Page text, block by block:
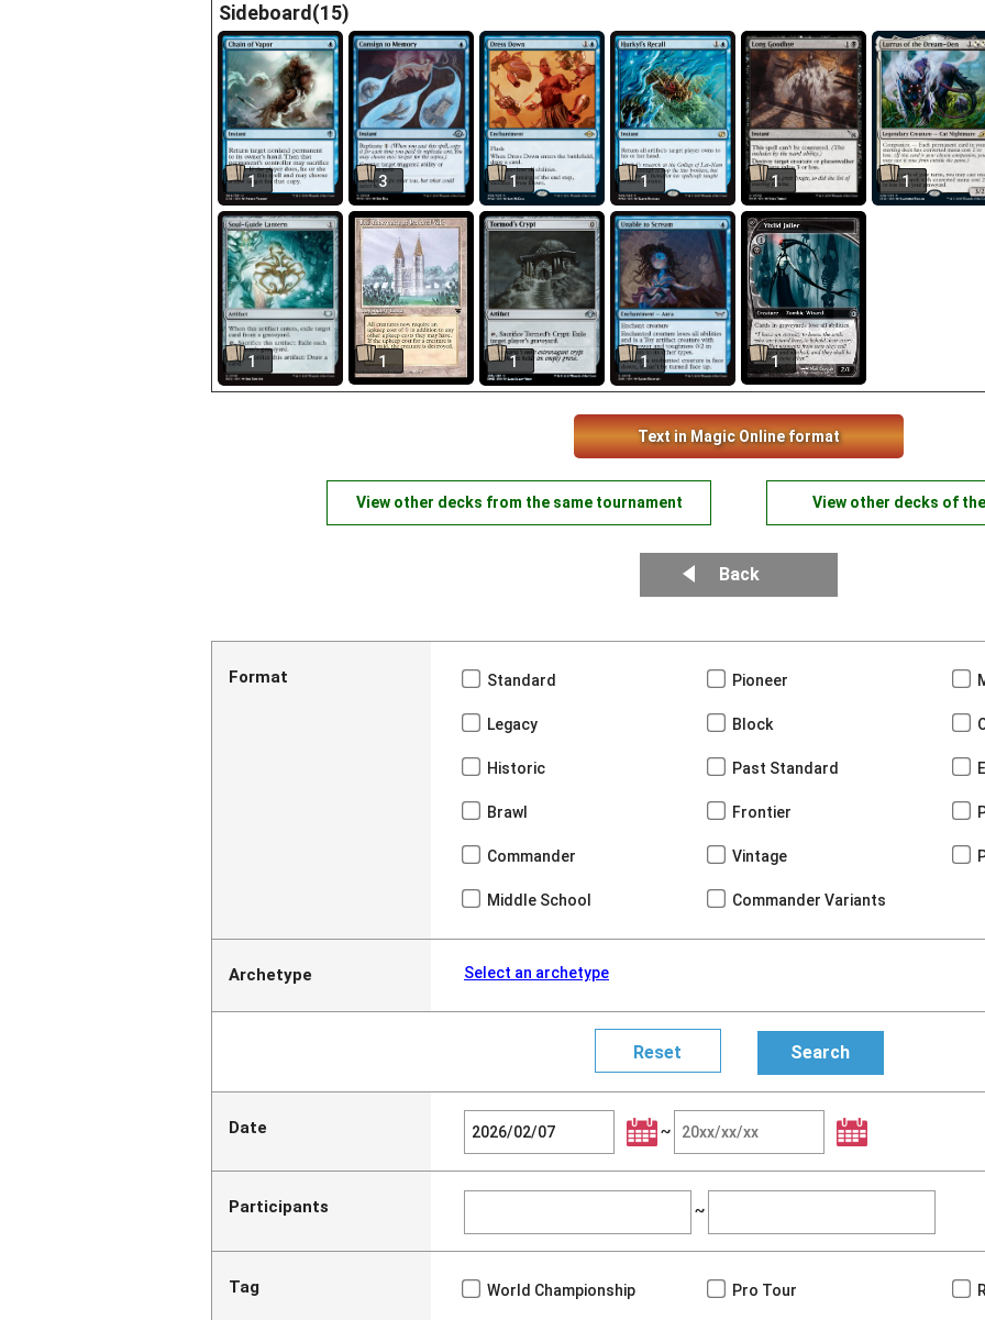
Sideboard(15)
1 3 1 1 1 1
1 1 1 1 1
Text in Magic Online format
View other decks from the same tournament View other decks of
Back
Format Standard Pioneer
Legacy Block
Historic Past Standard
Brawl Frontier
Commander Vintage
Middle School Commander Variants
Archetype Select an archetype
Date ~
Participants ~
Tag World Championship Pro Tour